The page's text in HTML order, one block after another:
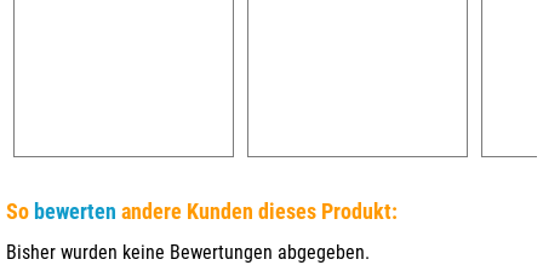
So bewerten andere Kunden dieses Produkt:
Bisher wurden keine Bewertungen abgegeben.